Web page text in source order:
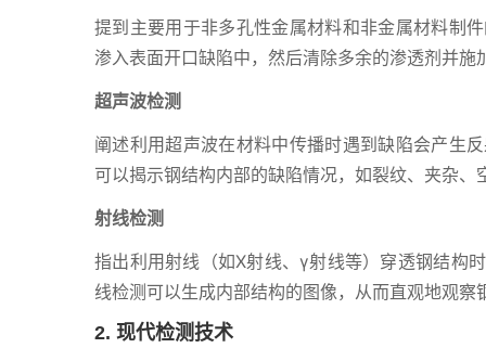
提到主要用于非多孔性金属材料和非金属材料制
渗入表面开口缺陷中，然后清除多余的渗透剂并
超声波检测
阐述利用超声波在材料中传播时遇到缺陷会产生
可以揭示钢结构内部的缺陷情况，如裂纹、夹杂、
射线检测
指出利用射线（如X射线、γ射线等）穿透钢结构
线检测可以生成内部结构的图像，从而直观地观察
2. 现代检测技术